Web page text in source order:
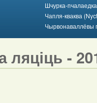
Шчурка-
Чапля-кваква
Чырвонаваллёвы
ляціць -